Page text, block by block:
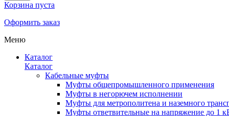
Корзина пуста
Оформить заказ
Меню
Каталог
Каталог
Кабельные муфты
Муфты общепромышленного применения
Муфты в негорючем исполнении
Муфты для метрополитена и наземного
Муфты ответвительные на напряжение до 1